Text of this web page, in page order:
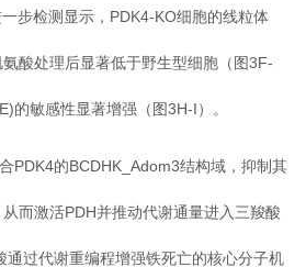
步检测显示，PDK4-KO细胞的线粒体
酸处理后显著低于野生型细胞（图3F-
的敏感性显著增强（图3H-I）。
PDK4的BCDHK_Adom3结构域，抑制其
而激活PDH并推动代谢通量进入三羧酸
通过代谢重编程增强铁死亡的核心分子机